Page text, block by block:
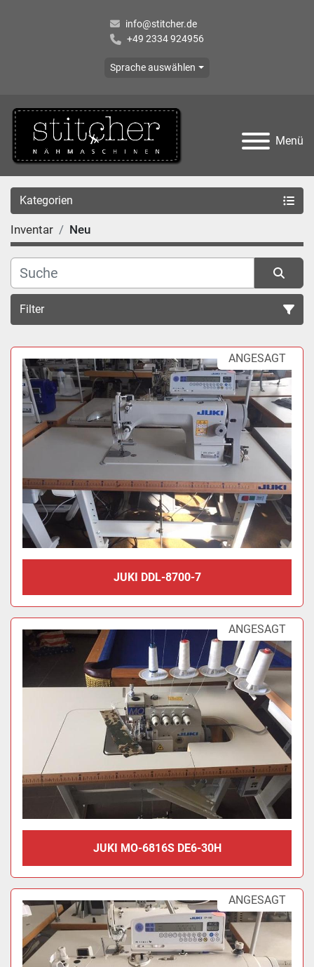
info@stitcher.de
+49 2334 924956
Sprache auswählen
Menü
Kategorien
Inventar Neu
Filter
Sortieren nach ANGESAGT
JUKI DDL-8700-7
ANGESAGT
JUKI MO-6816S DE6-30H
ANGESAGT